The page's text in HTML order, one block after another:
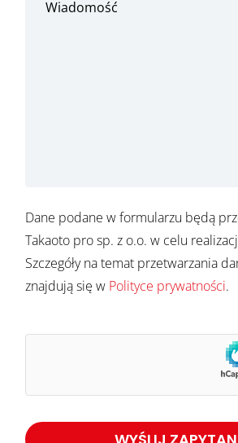
Dane podane w formularzu będą
Takaoto pro sp. z o.o. w celu
Szczegóły na temat przetwarzania
znajdują się w Polityce prywatności.